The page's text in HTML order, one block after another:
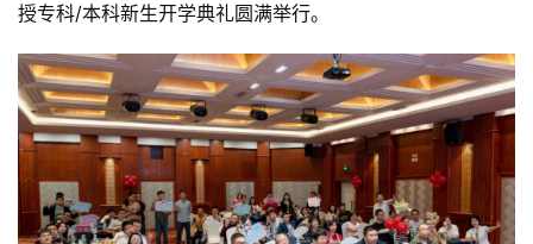
授专科/本科新生开学典礼圆满举行。